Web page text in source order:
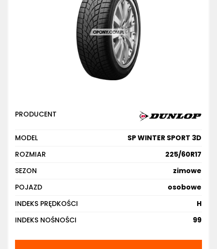
PRODUCENT
MODEL
SP WINTER SPORT 3D
ROZMIAR
225/60R17
SEZON
zimowe
POJAZD
osobowe
INDEKS PRĘDKOŚCI
H
INDEKS NOŚNOŚCI
99